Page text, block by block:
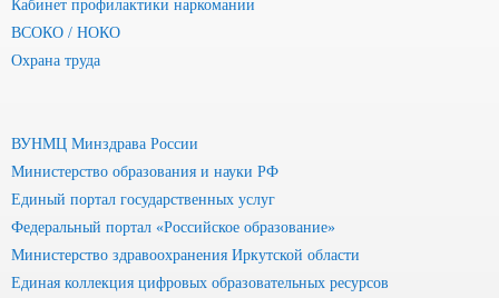
Кабинет профилактики наркомании
ВСОКО / НОКО
Охрана труда
ВУНМЦ Минздрава России
Министерство образования и науки РФ
Единый портал государственных услуг
Федеральный портал «Российское образование»
Министерство здравоохранения Иркутской области
Единая коллекция цифровых образовательных ресурсов